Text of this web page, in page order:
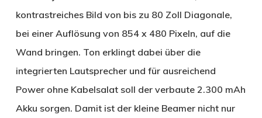
kontrastreiches Bild von bis zu 80 Zoll Diagonale,
bei einer Auflösung von 854 x 480 Pixeln, auf die
Wand bringen. Ton erklingt dabei über die
integrierten Lautsprecher und für ausreichend
Power ohne Kabelsalat soll der verbaute 2.300 mAh
Akku sorgen. Damit ist der kleine Beamer nicht nur